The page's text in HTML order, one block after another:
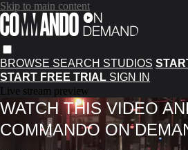
Skip to main content
BROWSE SEARCH STUDIOS
START FREE TRIAL SIGN IN
Live stream preview
WATCH THIS VIDEO
COMMANDO ON